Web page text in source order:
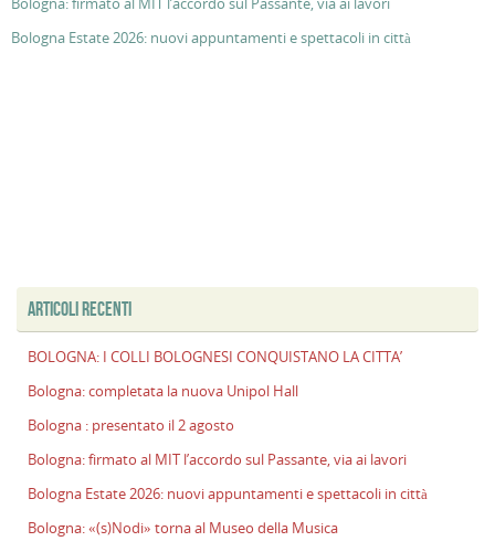
Bologna Estate 2026: nuovi appuntamenti e spettacoli in città
ARTICOLI RECENTI
BOLOGNA: I COLLI BOLOGNESI CONQUISTANO LA CITTA’
Bologna: completata la nuova Unipol Hall
Bologna : presentato il 2 agosto
Bologna: firmato al MIT l’accordo sul Passante, via ai lavori
Bologna Estate 2026: nuovi appuntamenti e spettacoli in città
Bologna: «(s)Nodi» torna al Museo della Musica